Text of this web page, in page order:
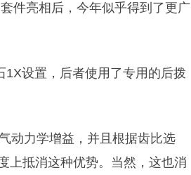
件亮相后，今年似乎得到了更广
设置，后者使用了专用的后拨
动力学增益，并且根据齿比选
上抵消这种优势。当然，这也消